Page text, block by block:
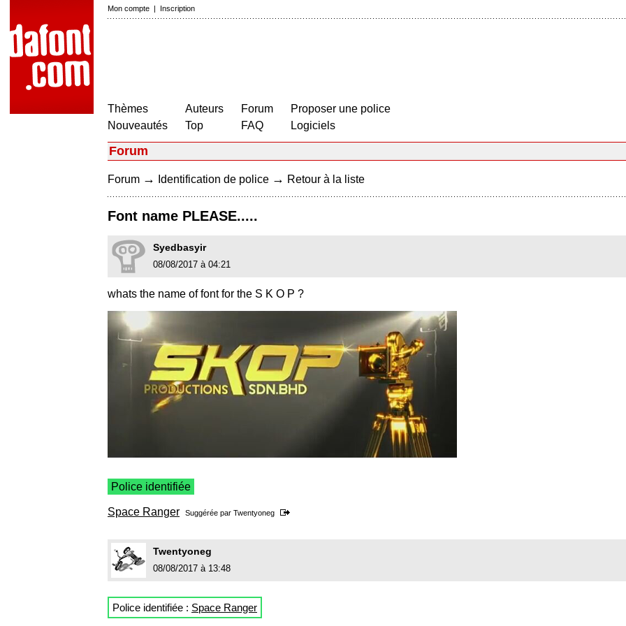
Mon compte | Inscription
Thèmes
Nouveautés
Auteurs
Top
Forum
FAQ
Proposer une police
Logiciels
Forum
Forum → Identification de police → Retour à la liste
Font name PLEASE.....
Syedbasyir
08/08/2017 à 04:21
whats the name of font for the S K O P ?
Police identifiée
Space Ranger Suggérée par Twentyoneg
Twentyoneg
08/08/2017 à 13:48
Police identifiée : Space Ranger